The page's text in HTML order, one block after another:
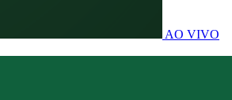
AO VIVO